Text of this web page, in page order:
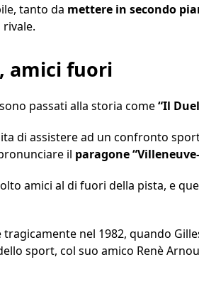
tanto da mettere in secondo
amici fuori
passati alla storia come“Il
di assistere ad un confronto
il paragone
amici al di fuori della pista, e
nel 1982, quando
sport, col suo amico Renè